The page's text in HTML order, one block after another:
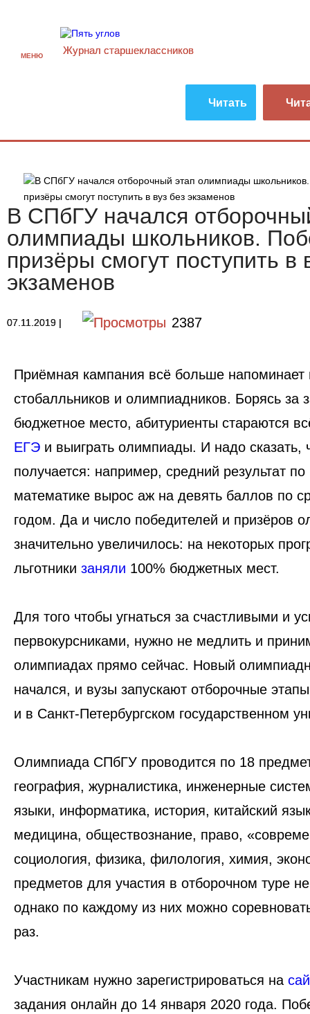
МЕНЮ Журнал старшекласcников
Читать
В СПбГУ начался
олимпиады школьников.
призёры смогут поступить в
экзаменов
07.11.2019 | 2387
Приёмная кампания всё больше напоминает
стобалльников и олимпиадников. Борясь за
бюджетное место, абитуриенты стараются
ЕГЭ и выиграть олимпиады. И надо сказать,
получается: например, средний результат
математике вырос аж на девять баллов по
годом. Да и число победителей и призёров
значительно увеличилось: на некоторых
льготники заняли 100% бюджетных мест.
Для того чтобы угнаться за счастливыми и
первокурсниками, нужно не медлить и
олимпиадах прямо сейчас. Новый
начался, и вузы запускают отборочные
и в Санкт-Петербургском государственном
Олимпиада СПбГУ проводится по 18
география, журналистика, инженерные
языки, информатика, история, китайский
медицина, обществознание, право,
социология, физика, филология, химия,
предметов для участия в отборочном туре
однако по каждому из них можно
раз.
Участникам нужно зарегистрироваться на
задания онлайн до 14 января 2020 года.